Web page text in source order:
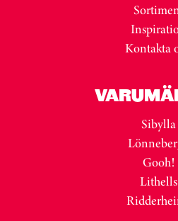
Kontakta
Sibylla
Gooh!
Lithells